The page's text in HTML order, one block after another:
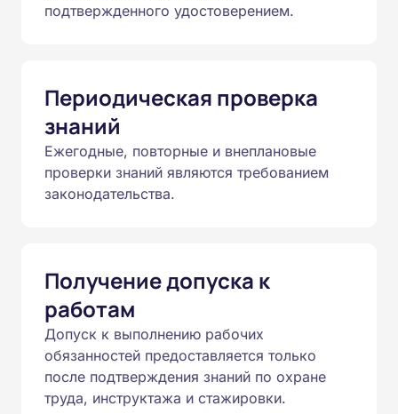
подтвержденного удостоверением.
Периодическая проверка
знаний
Ежегодные, повторные и внеплановые
проверки знаний являются требованием
законодательства.
Получение допуска к
работам
Допуск к выполнению рабочих
обязанностей предоставляется только
после подтверждения знаний по охране
труда, инструктажа и стажировки.